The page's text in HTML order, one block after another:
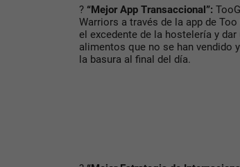
? “Mejor App Transaccional”:
Warriors a través de la app de
el excedente de la hostelería y
alimentos que no se han vendido
la basura al final del día.